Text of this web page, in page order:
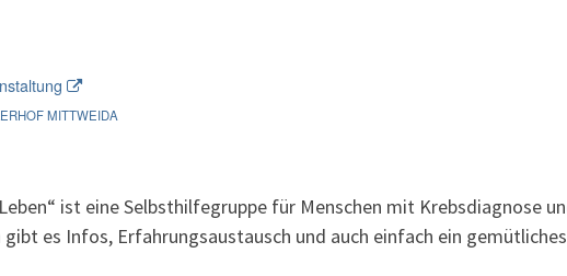
MITTWEIDA
ist eine Selbsthilfegruppe für Menschen mit Krebsdiagnose
gibt es Infos, Erfahrungsaustausch und auch einfach ein